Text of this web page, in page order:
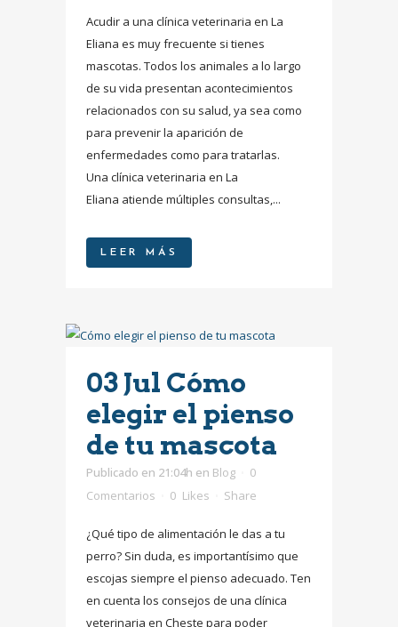
Acudir a una clínica veterinaria en La
Eliana es muy frecuente si tienes
mascotas. Todos los animales a lo largo
de su vida presentan acontecimientos
relacionados con su salud, ya sea como
para prevenir la aparición de
enfermedades como para tratarlas.
Una clínica veterinaria en La
Eliana atiende múltiples consultas,...
LEER MÁS
03 Jul Cómo
elegir el pienso
de tu mascota
Publicado en 21:04h en Blog
0
Comentarios
0 Likes Share
¿Qué tipo de alimentación le das a tu
perro? Sin duda, es importantísimo que
escojas siempre el pienso adecuado. Ten
en cuenta los consejos de una clínica
veterinaria en Cheste para poder